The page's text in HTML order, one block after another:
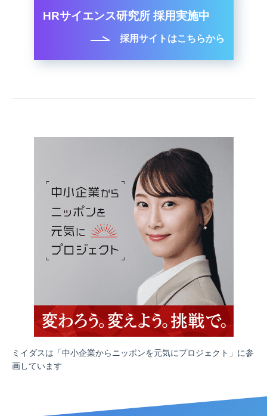
HRサイエンス研究所 採用実施中
採用サイトはこちらから
ミイダスは「中小企業からニッポンを元気にプロジェクト」に参
画しています